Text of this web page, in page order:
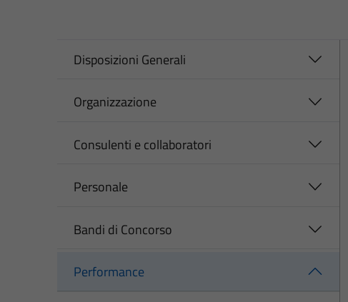
Disposizioni Generali
Organizzazione
Consulenti e collaboratori
Personale
Bandi di Concorso
Performance